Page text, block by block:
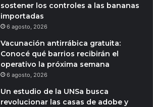
sostener los controles a las bananas
importadas
6 agosto, 2026
Vacunación antirrábica gratuita:
Conocé qué barrios recibirán el
operativo la próxima semana
6 agosto, 2026
Un estudio de la UNSa busca
revolucionar las casas de adobe y